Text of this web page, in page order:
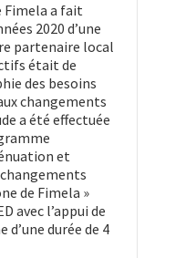
Fimela a fait
2020 d’une
partenaire local
était de
des besoins
changements
a été effectuée
et
de Fimela »
avec l’appui de
d’une durée de 4